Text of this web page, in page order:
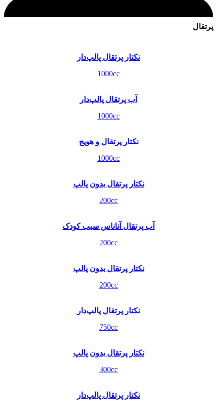
پرتقال
نکتار پرتقال پالپ‌دار
1000cc
آب پرتقال پالپ‌دار
1000cc
نکتار پرتقال و هویج
1000cc
نکتار پرتقال بدون پالپ
200cc
آب پرتقال آناناس سیب کودک
200cc
نکتار پرتقال بدون پالپ
200cc
نکتار پرتقال پالپ‌دار
750cc
نکتار پرتقال بدون پالپ
300cc
نکتار پرتقال پالپ‌دار